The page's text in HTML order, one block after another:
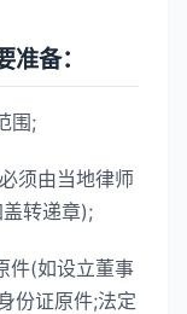
备：
围;
须由当地律师
转递章);
(如设立董事
份证原件;法定